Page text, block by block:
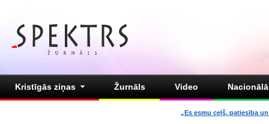
Kristīgās ziņas Žurnāls Video
„Es esmu ceļš, patiesība